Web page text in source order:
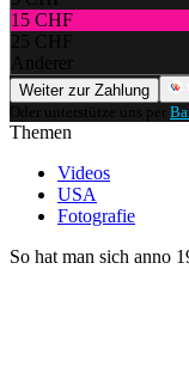
15 CHF
25 CHF
Anderer
Weiter zur Zahlung
Oder unterstütze uns per
Themen
Videos
USA
Fotografie
So hat man sich anno